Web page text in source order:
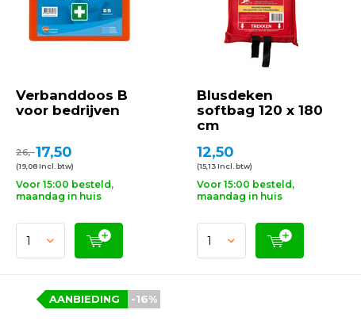
Verbanddoos B
voor bedrijven
26,-17,50
(19,08 Incl. btw)
Voor 15:00 besteld,
maandag in huis
Blusdeken
softbag 120 x 180
cm
12,50
(15,13 Incl. btw)
Voor 15:00 besteld,
maandag in huis
-16%
AANBIEDING